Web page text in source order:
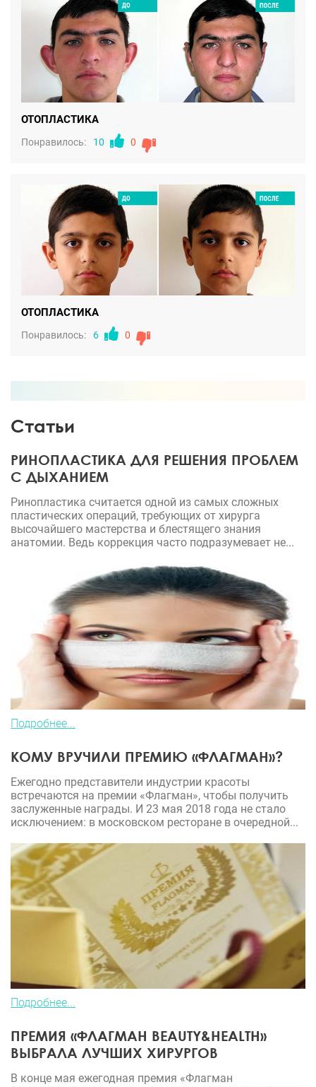
ОТОПЛАСТИКА
Понравилось: 10 0
ОТОПЛАСТИКА
Понравилось: 6 0
Статьи
РИНОПЛАСТИКА ДЛЯ РЕШЕНИЯ ПРОБЛЕМ
С ДЫХАНИЕМ
Ринопластика считается одной из самых сложных
пластических операций, требующих от хирурга
высочайшего мастерства и блестящего знания
анатомии. Ведь коррекция часто подразумевает не...
Подробнее...
КОМУ ВРУЧИЛИ ПРЕМИЮ «ФЛАГМАН»?
Ежегодно представители индустрии красоты
встречаются на премии «Флагман», чтобы получить
заслуженные награды. И 23 мая 2018 года не стало
исключением: в московском ресторане в очередной...
Подробнее...
ПРЕМИЯ «ФЛАГМАН BEAUTY&HEALTH»
ВЫБРАЛА ЛУЧШИХ ХИРУРГОВ
В конце мая ежегодная премия «Флагман